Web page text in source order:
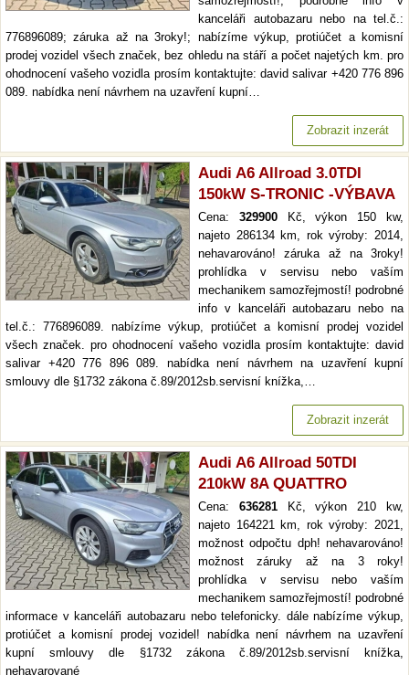
kanceláři autobazaru nebo na tel.č.:
776896089; záruka až na 3roky!; nabízíme výkup, protiúčet a komisní
prodej vozidel všech značek, bez ohledu na stáří a počet najetých km. pro
ohodnocení vašeho vozidla prosím kontaktujte: david salivar +420 776 896
089. nabídka není návrhem na uzavření kupní…
Zobrazit inzerát
Audi A6 Allroad 3.0TDI
150kW S-TRONIC -VÝBAVA
Cena: 329900Kč, výkon 150 kw,
najeto 286134 km, rok výroby: 2014,
nehavarováno! záruka až na 3roky!
prohlídka v servisu nebo vaším
mechanikem samozřejmostí! podrobné
info v kanceláři autobazaru nebo na
tel.č.: 776896089. nabízíme výkup, protiúčet a komisní prodej vozidel
všech značek. pro ohodnocení vašeho vozidla prosím kontaktujte: david
salivar +420 776 896 089. nabídka není návrhem na uzavření kupní
smlouvy dle §1732 zákona č.89/2012sb.servisní knížka,…
Zobrazit inzerát
Audi A6 Allroad 50TDI
210kW 8A QUATTRO
Cena: 636281Kč, výkon 210 kw,
najeto 164221 km, rok výroby: 2021,
možnost odpočtu dph! nehavarováno!
možnost záruky až na 3 roky!
prohlídka v servisu nebo vaším
mechanikem samozřejmostí! podrobné
informace v kanceláři autobazaru nebo telefonicky. dále nabízíme výkup,
protiúčet a komisní prodej vozidel! nabídka není návrhem na uzavření
kupní smlouvy dle §1732 zákona č.89/2012sb.servisní knížka,
nehavarované